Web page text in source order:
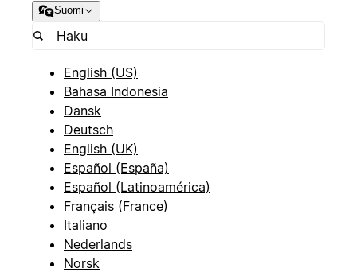
Suomi
English (US)
Bahasa Indonesia
Dansk
Deutsch
English (UK)
Español (España)
Español (Latinoamérica)
Français (France)
Italiano
Nederlands
Norsk